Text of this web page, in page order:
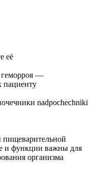
её
геморроя —
пациенту
nadpochechniki
и функции важны для
организма